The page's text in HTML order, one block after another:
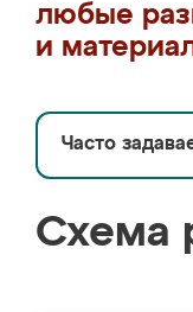
любые
и
Часто
Схема